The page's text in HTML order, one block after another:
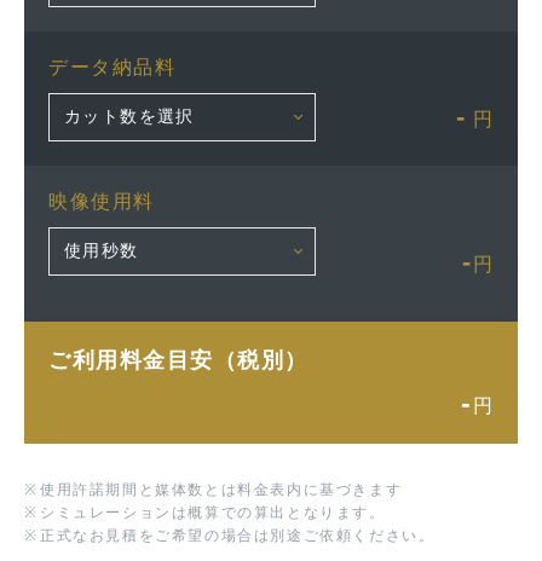
データ納品料
- 円
映像使用料
- 円
ご利用料金目安（税別）
- 円
※ 使用許諾期間と媒体数とは料金表内に基づきます
※ シミュレーションは概算での算出となります。
※ 正式なお見積をご希望の場合は別途ご依頼ください。